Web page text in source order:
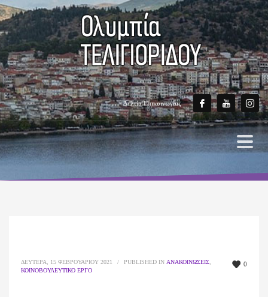
Δελτίο Επικοινωνίας
0
ΔΕΥΤΈΡΑ, 15 ΦΕΒΡΟΥΑΡΊΟΥ 2021 / PUBLISHED IN ΑΝΑΚΟΙΝΏΣΕΙΣ
ΚΟΙΝΟΒΟΥΛΕΥΤΙΚΌ ΈΡΓΟ